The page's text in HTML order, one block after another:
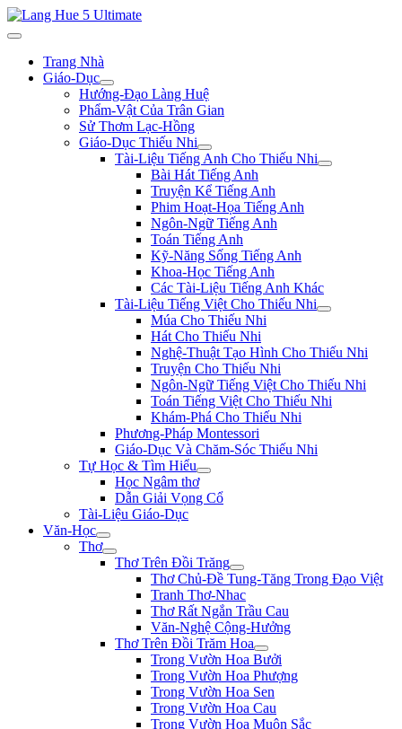
Trang Nhà
Giáo-Dục
Hướng-Đạo Làng Huệ
Phẩm-Vật Của Trân Gian
Sử Thơm Lạc-Hồng
Giáo-Dục Thiếu Nhi
Tài-Liệu Tiếng Anh Cho Thiếu Nhi
Bài Hát Tiếng Anh
Truyện Kể Tiếng Anh
Phim Hoạt-Họa Tiếng Anh
Ngôn-Ngữ Tiếng Anh
Toán Tiếng Anh
Kỹ-Năng Sống Tiếng Anh
Khoa-Học Tiếng Anh
Các Tài-Liệu Tiếng Anh Khác
Tài-Liệu Tiếng Việt Cho Thiếu Nhi
Múa Cho Thiếu Nhi
Hát Cho Thiếu Nhi
Nghệ-Thuật Tạo Hình Cho Thiếu Nhi
Truyện Cho Thiếu Nhi
Ngôn-Ngữ Tiếng Việt Cho Thiếu Nhi
Toán Tiếng Việt Cho Thiếu Nhi
Khám-Phá Cho Thiếu Nhi
Phương-Pháp Montessori
Giáo-Dục Và Chăm-Sóc Thiếu Nhi
Tự Học & Tìm Hiểu
Học Ngâm thơ
Dẫn Giải Vọng Cổ
Tài-Liệu Giáo-Dục
Văn-Học
Thơ
Thơ Trên Đồi Trăng
Thơ Chủ-Đề Tung-Tăng Trong Đạo Việt
Tranh Thơ-Nhac
Thơ Rất Ngắn Trầu Cau
Văn-Nghệ Cộng-Hưởng
Thơ Trên Đồi Trăm Hoa
Trong Vườn Hoa Bưởi
Trong Vườn Hoa Phượng
Trong Vườn Hoa Sen
Trong Vườn Hoa Cau
Trong Vườn Hoa Muôn Sắc